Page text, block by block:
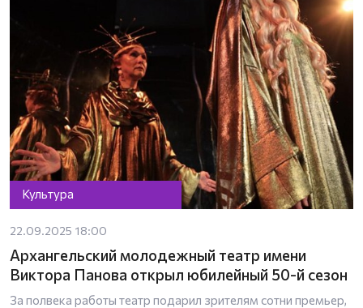
Культура
22.09.2025 18:00
Архангельский молодежный театр имени
Виктора Панова открыл юбилейный 50-й сезон
За полвека работы театр подарил зрителям сотни премьер,